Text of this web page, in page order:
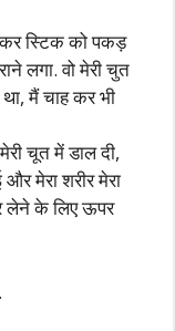
स्टिक को पकड़
लगा. वो मेरी चुत
मैं चाह कर भी
चूत में डाल दी,
मेरा शरीर मेरा
लेने के लिए ऊपर